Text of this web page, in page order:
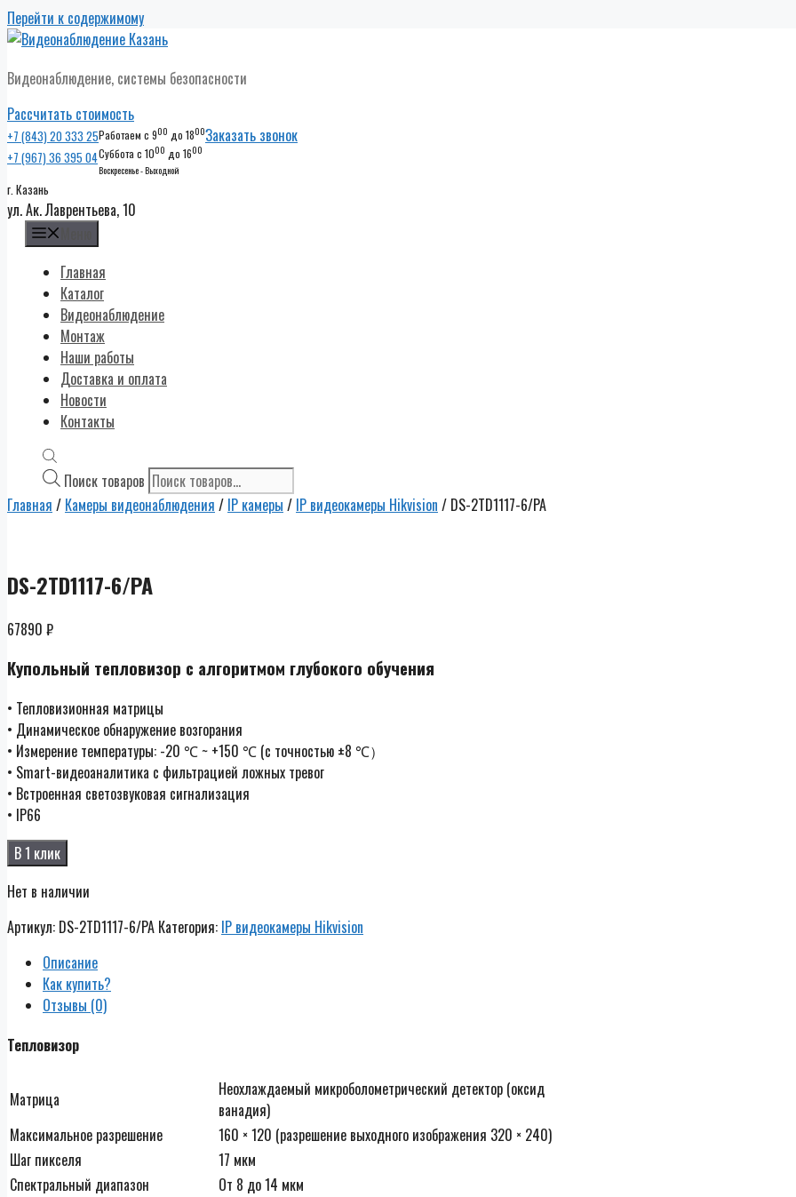
Перейти к содержимому
Видеонаблюдение, системы безопасности
Рассчитать стоимость
+7 (843) 20 333 25
+7 (967) 36 395 04
Работаем с 900 до 1800
Суббота с 1000 до 1600
Воскресенье - Выходной
Заказать звонок
г. Казань
ул. Ак. Лаврентьева, 10
Главная
Каталог
Видеонаблюдение
Монтаж
Наши работы
Доставка и оплата
Новости
Контакты
Поиск товаров
Главная / Камеры видеонаблюдения / IP камеры / IP видеокамеры Hikvision / DS-2TD1117-6/PA
DS-2TD1117-6/PA
67890 ₽
Купольный тепловизор с алгоритмом глубокого обучения
• Тепловизионная матрицы
• Динамическое обнаружение возгорания
• Измерение температуры: -20 ℃ ~ +150 ℃ (с точностью ±8 ℃）
• Smart-видеоаналитика с фильтрацией ложных тревог
• Встроенная светозвуковая сигнализация
• IP66
В 1 клик
Нет в наличии
Артикул: DS-2TD1117-6/PA Категория: IP видеокамеры Hikvision
Описание
Как купить?
Отзывы (0)
Тепловизор
Матрица
Неохлаждаемый микроболометрический детектор (оксид
ванадия)
Максимальное разрешение
160 × 120 (разрешение выходного изображения 320 × 240)
Шаг пикселя
17 мкм
Спектральный диапазон
От 8 до 14 мкм